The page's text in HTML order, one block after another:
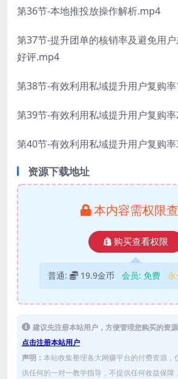
第36节-本地推投放操作解析.mp4
第37节-提升团单的核销率及避免用
好评.mp4
第38节-有效利用私域提升用户复购
第39节-有效利用私域提升用户复购
第40节-有效利用私域提升用户复购
资源下载地址
本内容需权限
购买查看权限
普通: 19.9金币 会员: 免费
建议先注册本站用户，方便管理您购买的资源
点击注册本站用户
声明： 本站收集整理各大网赚平台的付费资源，
供任何的一对一教学指导，不提供任何收益保障